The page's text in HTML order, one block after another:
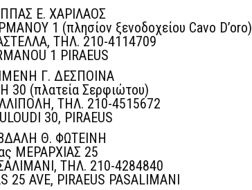
Ε. ΧΑΡΙΛΑΟΣ
1 (πλησίον ξενοδοχείου Cavo D’oro)
ΤΗΛ. 210-4114709
1 PIRAEUS
Γ. ΔΕΣΠΟΙΝΑ
30 (πλατεία Σερφιώτου)
ΤΗΛ. 210-4515672
30, PIRAEUS
Θ. ΦΩΤΕΙΝΗ
ΜΕΡΑΡΧΙΑΣ 25
ΤΗΛ. 210-4284840
25 AVE, PIRAEUS PASALIMANI